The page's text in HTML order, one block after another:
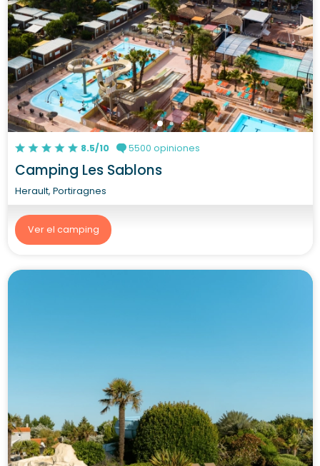
8.5/10 5500 opiniones
Camping Les Sablons
Herault, Portiragnes
Ver el camping